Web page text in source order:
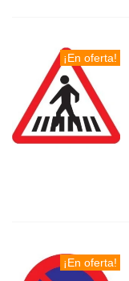
¡En oferta!
¡En oferta!